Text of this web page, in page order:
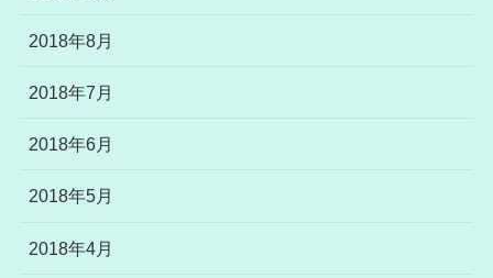
2018年8月
2018年7月
2018年6月
2018年5月
2018年4月